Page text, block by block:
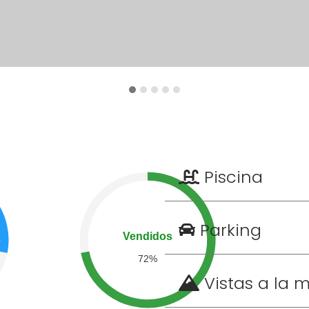
Vendidos
72%
Piscina
Parking
Vistas a la